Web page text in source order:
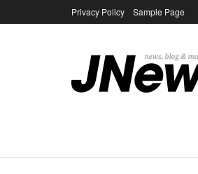
Privacy Policy Sample Page